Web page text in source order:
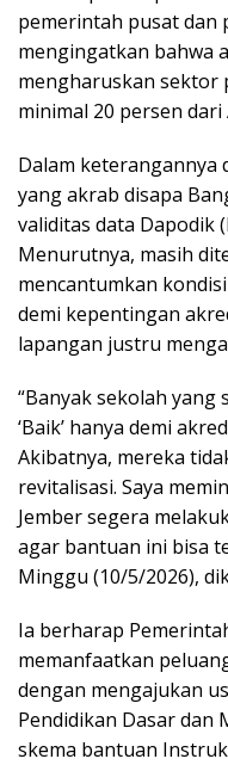
pemerintah pusat dan
mengingatkan bahwa
mengharuskan sektor
minimal 20 persen dari
Dalam keterangannya
yang akrab disapa
validitas data Dapodik
Menurutnya, masih
mencantumkan
demi kepentingan
lapangan justru
“Banyak sekolah
‘Baik’ hanya demi
Akibatnya, mereka
revitalisasi. Saya
Jember segera
agar bantuan ini bisa
Minggu (10/5/2026),
Ia berharap
memanfaatkan
dengan mengajukan
Pendidikan Dasar dan
skema bantuan